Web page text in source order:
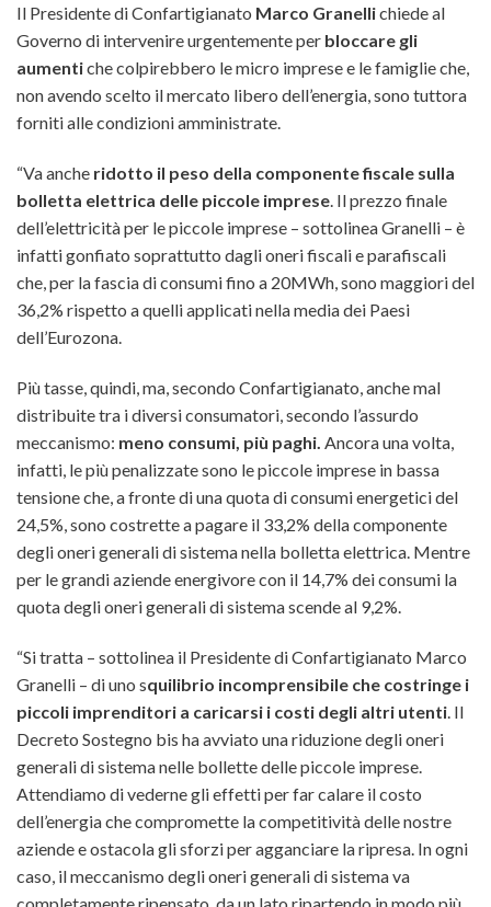
Il Presidente di Confartigianato Marco Granellichiede al
Governo di intervenire urgentemente per bloccare gli
aumentiche colpirebbero le micro imprese e le famiglie che,
non avendo scelto il mercato libero dell’energia, sono tuttora
forniti alle condizioni amministrate.
“Va anche ridotto il peso della componente fiscale sulla
bolletta elettrica delle piccole imprese. Il prezzo finale
dell’elettricità per le piccole imprese – sottolinea Granelli – è
infatti gonfiato soprattutto dagli oneri fiscali e parafiscali
che, per la fascia di consumi fino a 20MWh, sono maggiori del
36,2% rispetto a quelli applicati nella media dei Paesi
dell’Eurozona.
Più tasse, quindi, ma, secondo Confartigianato, anche mal
distribuite tra i diversi consumatori, secondo l’assurdo
meccanismo: meno consumi, più paghi. Ancora una volta,
infatti, le più penalizzate sono le piccole imprese in bassa
tensione che, a fronte di una quota di consumi energetici del
24,5%, sono costrette a pagare il 33,2% della componente
degli oneri generali di sistema nella bolletta elettrica. Mentre
per le grandi aziende energivore con il 14,7% dei consumi la
quota degli oneri generali di sistema scende al 9,2%.
“Si tratta – sottolinea il Presidente di Confartigianato Marco
Granelli – di uno squilibrio incomprensibile che costringe i
piccoli imprenditori a caricarsi i costi degli altri utenti . Il
Decreto Sostegno bis ha avviato una riduzione degli oneri
generali di sistema nelle bollette delle piccole imprese.
Attendiamo di vederne gli effetti per far calare il costo
dell’energia che compromette la competitività delle nostre
aziende e ostacola gli sforzi per agganciare la ripresa. In ogni
caso, il meccanismo degli oneri generali di sistema va